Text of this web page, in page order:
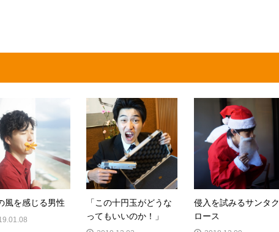
風を感じる男性
「この十円玉がどうな
ってもいいのか！」
侵入を試みるサンタク
ロース